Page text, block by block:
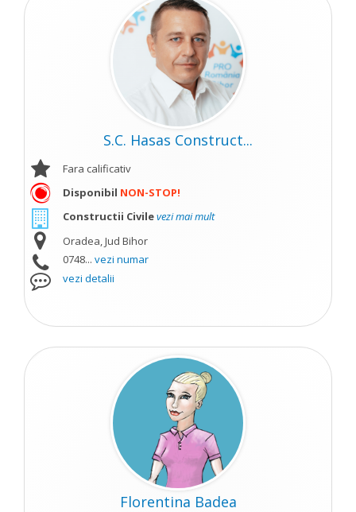
S.C. Hasas Construct...
Fara calificativ
Disponibil NON-STOP!
Constructii Civilevezi mai mult
Oradea, Jud Bihor
0748... vezi numar
vezi detalii
Florentina Badea